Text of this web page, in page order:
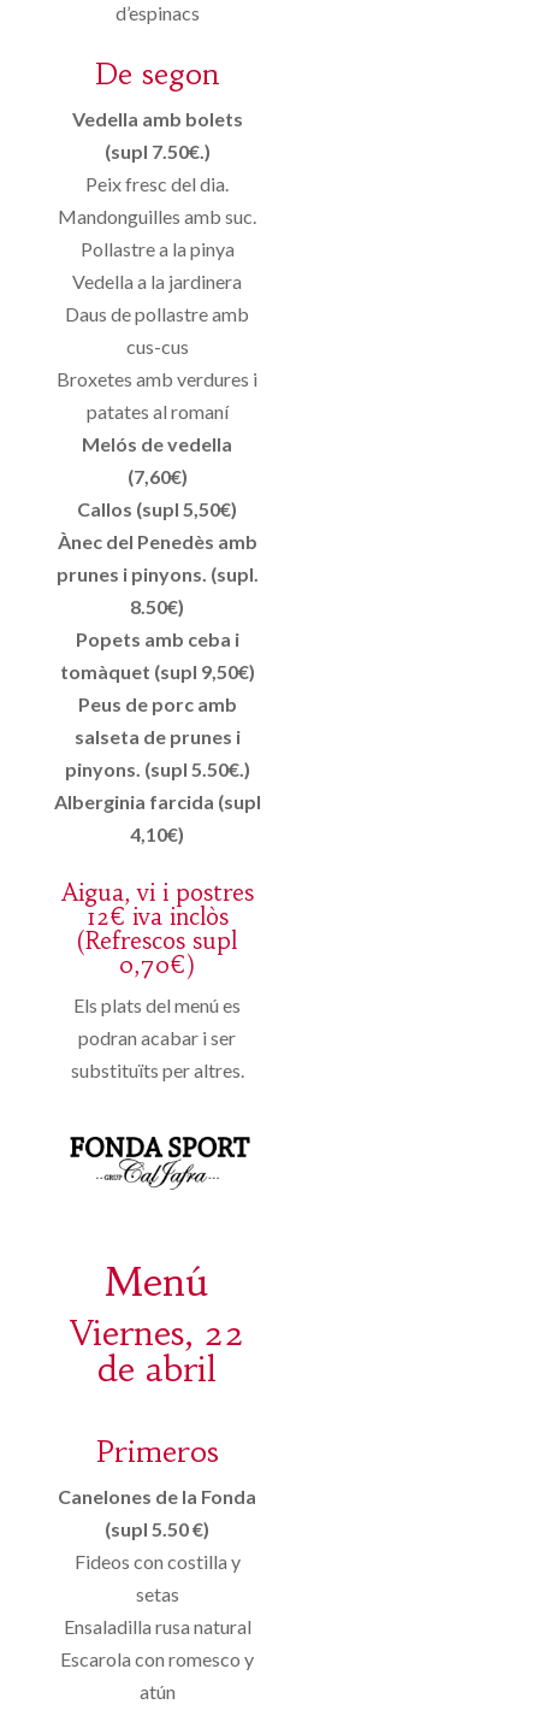
d’espinacs
De segon
Vedella amb bolets
(supl 7.50€.)
Peix fresc del dia.
Mandonguilles amb suc.
Pollastre a la pinya
Vedella a la jardinera
Daus de pollastre amb
cus-cus
Broxetes amb verdures i
patates al romaní
Melós de vedella
(7,60€)
Callos (supl 5,50€)
Ànec del Penedès amb
prunes i pinyons. (supl.
8.50€)
Popets amb ceba i
tomàquet (supl 9,50€)
Peus de porc amb
salseta de prunes i
pinyons. (supl 5.50€.)
Alberginia farcida (supl
4,10€)
Aigua, vi i postres
12€ iva inclòs
(Refrescos supl
0,70€)
Els plats del menú es
podran acabar i ser
substituïts per altres.
Menú
Viernes, 22
de abril
Primeros
Canelones de la Fonda
(supl 5.50 €)
Fideos con costilla y
setas
Ensaladilla rusa natural
Escarola con romesco y
atún